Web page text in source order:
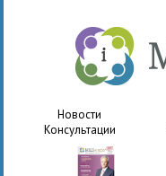
Новости
Консультации